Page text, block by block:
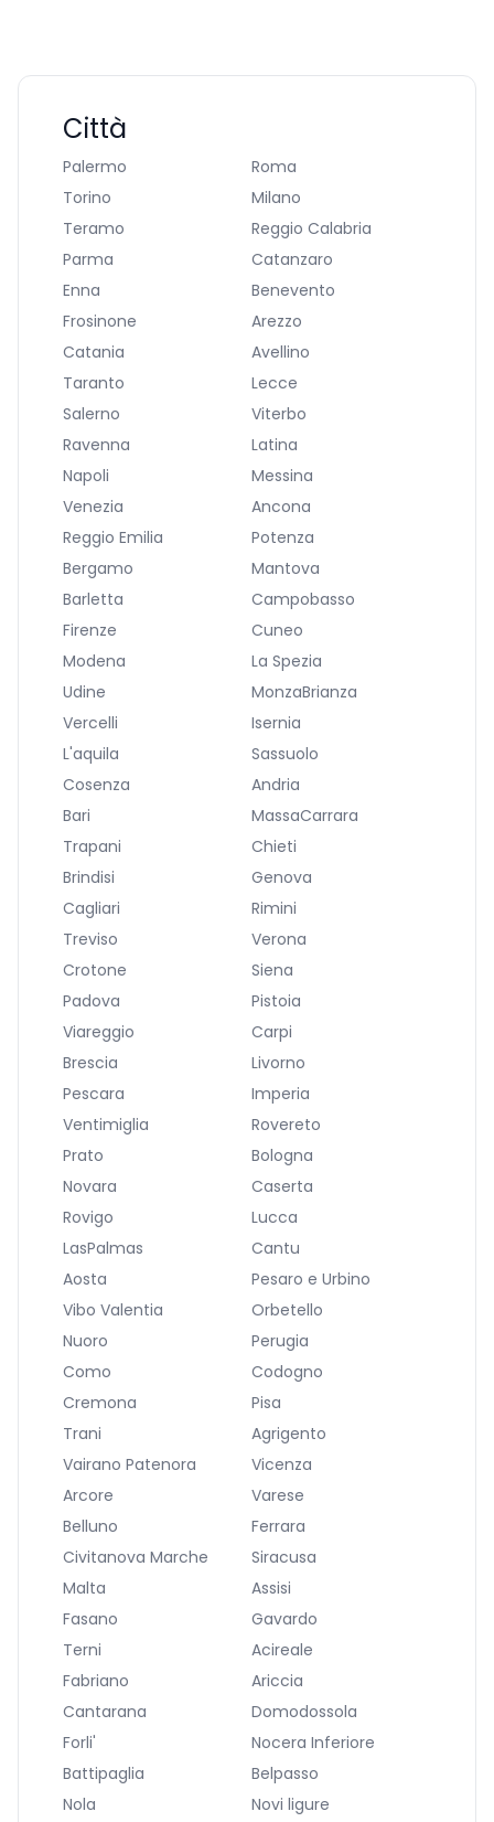
Città
Palermo
Roma
Torino
Milano
Teramo
Reggio Calabria
Parma
Catanzaro
Enna
Benevento
Frosinone
Arezzo
Catania
Avellino
Taranto
Lecce
Salerno
Viterbo
Ravenna
Latina
Napoli
Messina
Venezia
Ancona
Reggio Emilia
Potenza
Bergamo
Mantova
Barletta
Campobasso
Firenze
Cuneo
Modena
La Spezia
Udine
MonzaBrianza
Vercelli
Isernia
L'aquila
Sassuolo
Cosenza
Andria
Bari
MassaCarrara
Trapani
Chieti
Brindisi
Genova
Cagliari
Rimini
Treviso
Verona
Crotone
Siena
Padova
Pistoia
Viareggio
Carpi
Brescia
Livorno
Pescara
Imperia
Ventimiglia
Rovereto
Prato
Bologna
Novara
Caserta
Rovigo
Lucca
LasPalmas
Cantu
Aosta
Pesaro e Urbino
Vibo Valentia
Orbetello
Nuoro
Perugia
Como
Codogno
Cremona
Pisa
Trani
Agrigento
Vairano Patenora
Vicenza
Arcore
Varese
Belluno
Ferrara
Civitanova Marche
Siracusa
Malta
Assisi
Fasano
Gavardo
Terni
Acireale
Fabriano
Ariccia
Cantarana
Domodossola
Forli'
Nocera Inferiore
Battipaglia
Belpasso
Nola
Novi ligure